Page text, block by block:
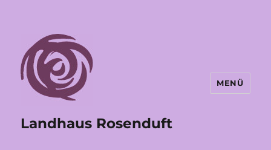
Landhaus Rosenduft
MENÜ